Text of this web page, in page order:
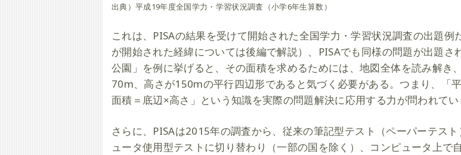
出典）平成19年度全国学力・学習状況調査（小学6年生算数）
これは、PISAの結果を受けて開始された全国学力・学習状況調査の出題例
が開始された経緯については後編で解説）、PISAでも同様の問題が出題さ
公園」を例に挙げると、その面積を求めるためには、地図全体を読み解き
70m、高さが150mの平行四辺形であると気づく必要がある。つまり、「
面積＝底辺×高さ」という知識を実際の問題解決に応用する力が問われてい
さらに、PISAは2015年の調査から、従来の筆記型テスト（ペーパーテス
ュータ使用型テストに切り替わり（一部の国を除く）、コンピュータ上で